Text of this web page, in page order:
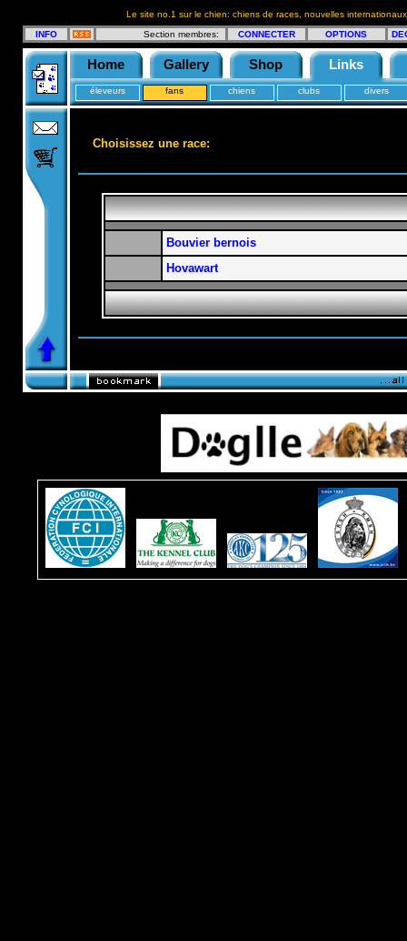
Le site no.1 sur le chien: chiens de races, nouvelles
INFO
Section membres: CONNECTER OPTIONS
Home Gallery Shop Links
éleveurs fans chiens clubs divers
Choisissez une race:
Bouvier bernois
Hovawart